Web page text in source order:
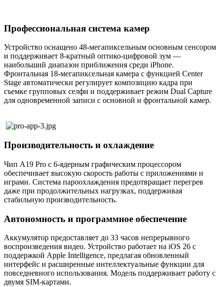
Профессиональная система камер
Устройство оснащено 48-мегапиксельным основным сенсором
и поддерживает 8-кратный оптико-цифровой зум —
наибольший диапазон приближения среди iPhone.
Фронтальная 18-мегапиксельная камера с функцией Center
Stage автоматически регулирует композицию кадра при
съемке групповых селфи и поддерживает режим Dual Capture
для одновременной записи с основной и фронтальной камер.
Производительность и охлаждение
Чип A19 Pro с 6-ядерным графическим процессором
обеспечивает высокую скорость работы с приложениями и
играми. Система пароохлаждения предотвращает перегрев
даже при продолжительных нагрузках, поддерживая
стабильную производительность.
Автономность и программное обеспечение
Аккумулятор предоставляет до 33 часов непрерывного
воспроизведения видео. Устройство работает на iOS 26 с
поддержкой Apple Intelligence, предлагая обновленный
интерфейс и расширенные интеллектуальные функции для
повседневного использования. Модель поддерживает работу с
двумя SIM-картами.